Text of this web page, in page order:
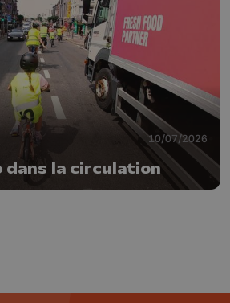
10/07/2026
dans la circulation